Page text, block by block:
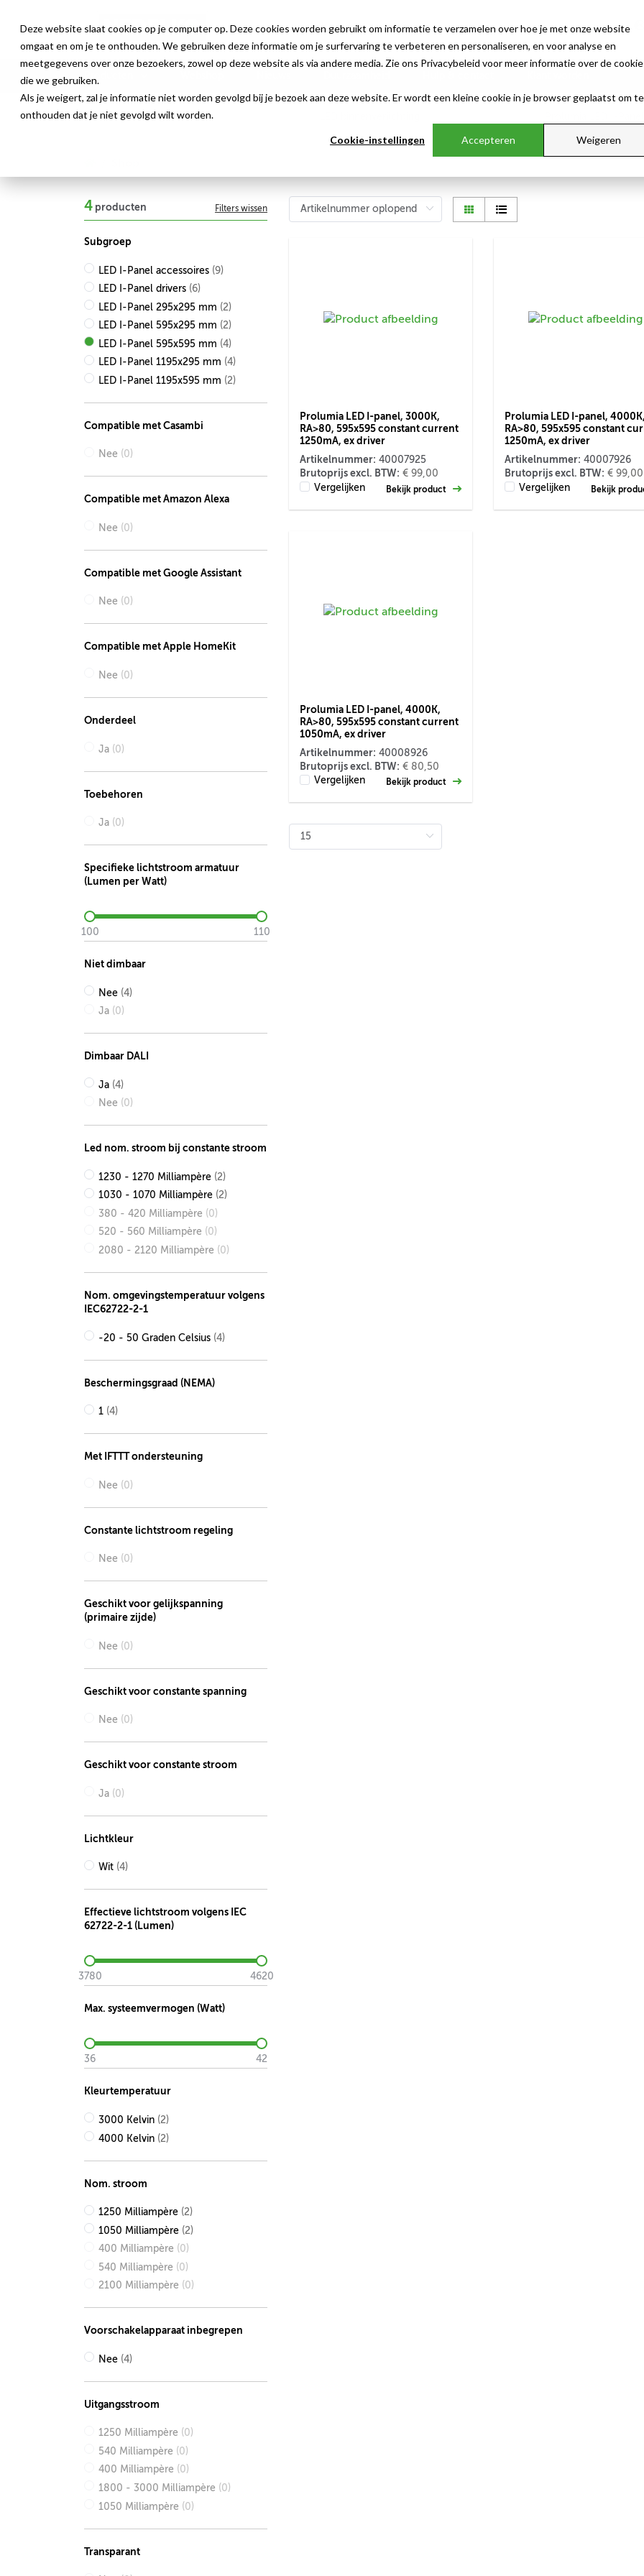
Deze website slaat cookies op je computer op. Deze cookies worden gebruikt om informatie te verzamelen over hoe je met onze website
omgaat en om je te onthouden. We gebruiken deze informatie om je surfervaring te verbeteren en personaliseren, en voor analyse en
meetgegevens over onze bezoekers, zowel op deze website als via andere media. Zie ons Privacybeleid voor meer informatie over de
die we gebruiken.
Als je weigert, zal je informatie niet worden gevolgd bij je bezoek aan deze website. Er wordt een kleine cookie in je browser geplaatst om te
onthouden dat je niet gevolgd wilt worden.
Cookie-instellingen Accepteren Weigeren
4 producten Filters wissen
Subgroep
LED I-Panel accessoires (9)
LED I-Panel drivers (6)
LED I-Panel 295x295 mm (2)
LED I-Panel 595x295 mm (2)
LED I-Panel 595x595 mm (4)
LED I-Panel 1195x295 mm (4)
LED I-Panel 1195x595 mm (2)
Compatible met Casambi
Nee (0)
Compatible met Amazon Alexa
Nee (0)
Compatible met Google Assistant
Nee (0)
Compatible met Apple HomeKit
Nee (0)
Onderdeel
Ja (0)
Toebehoren
Ja (0)
Specifieke lichtstroom armatuur
(Lumen per Watt)
100 110
Niet dimbaar
Nee (4)
Ja (0)
Dimbaar DALI
Ja (4)
Nee (0)
Led nom. stroom bij constante stroom
1230 - 1270 Milliampère (2)
1030 - 1070 Milliampère (2)
380 - 420 Milliampère (0)
520 - 560 Milliampère (0)
2080 - 2120 Milliampère (0)
Nom. omgevingstemperatuur volgens
IEC62722-2-1
-20 - 50 Graden Celsius (4)
Beschermingsgraad (NEMA)
1 (4)
Met IFTTT ondersteuning
Nee (0)
Constante lichtstroom regeling
Nee (0)
Geschikt voor gelijkspanning
(primaire zijde)
Nee (0)
Geschikt voor constante spanning
Nee (0)
Geschikt voor constante stroom
Ja (0)
Lichtkleur
Wit (4)
Effectieve lichtstroom volgens IEC
62722-2-1 (Lumen)
3780 4620
Max. systeemvermogen (Watt)
36 42
Kleurtemperatuur
3000 Kelvin (2)
4000 Kelvin (2)
Nom. stroom
1250 Milliampère (2)
1050 Milliampère (2)
400 Milliampère (0)
540 Milliampère (0)
2100 Milliampère (0)
Voorschakelapparaat inbegrepen
Nee (4)
Uitgangsstroom
1250 Milliampère (0)
540 Milliampère (0)
400 Milliampère (0)
1800 - 3000 Milliampère (0)
1050 Milliampère (0)
Transparant
Prolumia LED I-panel, 3000K,
RA>80, 595x595 constant current
1250mA, ex driver
Artikelnummer: 40007925
Brutoprijs excl. BTW: € 99,00
Vergelijken
Bekijk product
Prolumia LED I-panel,
RA>80, 595x595 constant
1250mA, ex driver
Artikelnummer: 40007926
Brutoprijs excl. BTW: € 99,00
Vergelijken
Bekijk
Prolumia LED I-panel, 4000K,
RA>80, 595x595 constant current
1050mA, ex driver
Artikelnummer: 40008926
Brutoprijs excl. BTW: € 80,50
Vergelijken
Bekijk product